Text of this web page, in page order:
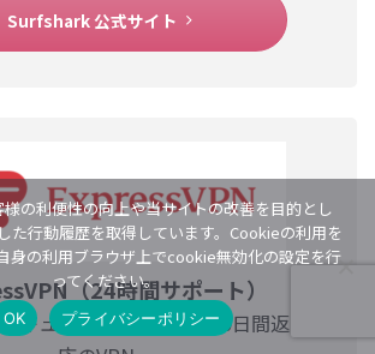
Surfshark 公式サイト
（24時間サポート）
キュリティと暗号化、30日間返金対
の利便性の向上や当サイトの改善を目的とし
た行動履歴を取得しています。Cookieの利用を
身の利用ブラウザ上でcookie無効化の設定を行
ってください。
OK プライバシーポリシー